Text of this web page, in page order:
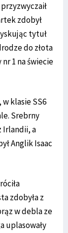
zdobył
tytuł
do złota
1 na świecie
klasie SS6
Srebrny
Irlandii, a
Anglik Isaac
zdobyła z
w debla ze
uplasowały